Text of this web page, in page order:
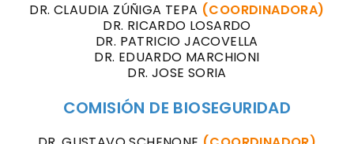
DR. CLAUDIA ZÚÑIGA TEPA (COORDINADORA)
DR. RICARDO LOSARDO
DR. PATRICIO JACOVELLA
DR. EDUARDO MARCHIONI
DR. JOSE SORIA
COMISIÓN DE BIOSEGURIDAD